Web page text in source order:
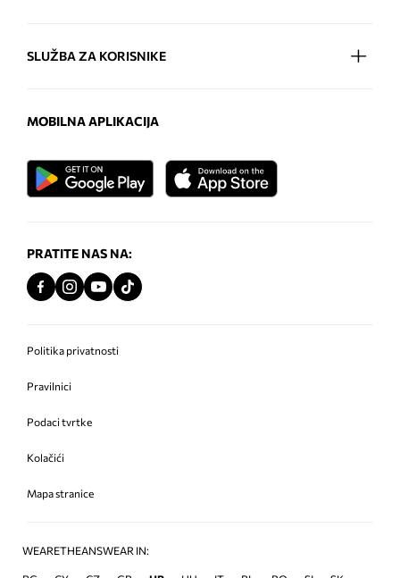
SLUŽBA ZA KORISNIKE
MOBILNA APLIKACIJA
PRATITE NAS NA:
Politika privatnosti
Pravilnici
Podaci tvrtke
Kolačići
Mapa stranice
WEARETHEANSWEAR IN: